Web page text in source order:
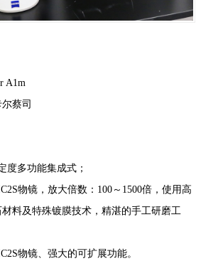
A1m
蔡司
度多功能集成式；
物镜，放大倍数：100～1500倍，使用高
料及特殊镀膜技术，精湛的手工研磨工
物镜、强大的可扩展功能。